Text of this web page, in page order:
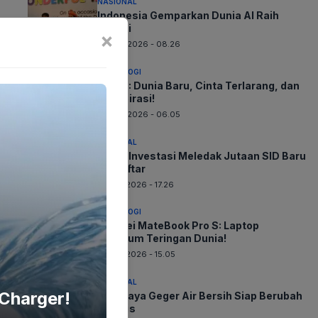
NASIONAL
Indonesia Gemparkan Dunia AI Raih
Medali
08-08-2026 - 08.26
TEKNOLOGI
GTA 6: Dunia Baru, Cinta Terlarang, dan
Konspirasi!
08-08-2026 - 06.05
NASIONAL
Minat Investasi Meledak Jutaan SID Baru
Terdaftar
07-08-2026 - 17.26
TEKNOLOGI
Huawei MateBook Pro S: Laptop
Premium Teringan Dunia!
07-08-2026 - 15.05
NASIONAL
Surabaya Geger Air Bersih Siap Berubah
Drastis
×